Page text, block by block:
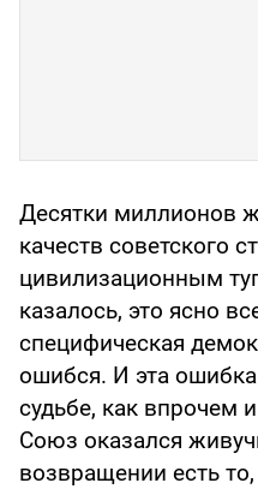
Десятки миллионов
качеств советского
цивилизационным
казалось, это ясно
специфическая
ошибся. И эта
судьбе, как впрочем
Союз оказался
возвращении есть